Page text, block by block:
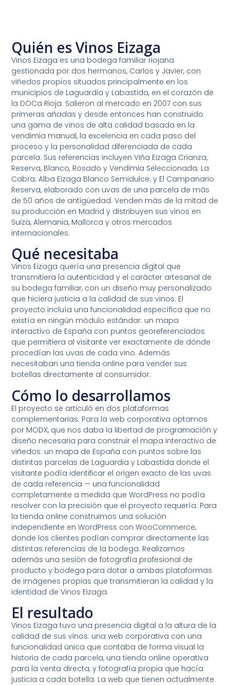
Quién es Vinos Eizaga
Vinos Eizaga es una bodega familiar riojana
gestionada por dos hermanos, Carlos y Javier, con
viñedos propios situados principalmente en los
municipios de Laguardia y Labastida, en el corazón de
la DOCa Rioja. Salieron al mercado en 2007 con sus
primeras añadas y desde entonces han construido
una gama de vinos de alta calidad basada en la
vendimia manual, la excelencia en cada paso del
proceso y la personalidad diferenciada de cada
parcela. Sus referencias incluyen Viña Eizaga Crianza,
Reserva, Blanco, Rosado y Vendimia Seleccionada; La
Cabra; Alba Eizaga Blanco Semidulce; y El Campanario
Reserva, elaborado con uvas de una parcela de más
de 50 años de antigüedad. Venden más de la mitad de
su producción en Madrid y distribuyen sus vinos en
Suiza, Alemania, Mallorca y otros mercados
internacionales.
Qué necesitaba
Vinos Eizaga quería una presencia digital que
transmitiera la autenticidad y el carácter artesanal de
su bodega familiar, con un diseño muy personalizado
que hiciera justicia a la calidad de sus vinos. El
proyecto incluía una funcionalidad específica que no
existía en ningún módulo estándar: un mapa
interactivo de España con puntos georeferenciados
que permitiera al visitante ver exactamente de dónde
procedían las uvas de cada vino. Además
necesitaban una tienda online para vender sus
botellas directamente al consumidor.
Cómo lo desarrollamos
El proyecto se articuló en dos plataformas
complementarias. Para la web corporativa optamos
por MODX, que nos daba la libertad de programación y
diseño necesaria para construir el mapa interactivo de
viñedos: un mapa de España con puntos sobre las
distintas parcelas de Laguardia y Labastida donde el
visitante podía identificar el origen exacto de las uvas
de cada referencia — una funcionalidad
completamente a medida que WordPress no podía
resolver con la precisión que el proyecto requería. Para
la tienda online construimos una solución
independiente en WordPress con WooCommerce,
donde los clientes podían comprar directamente las
distintas referencias de la bodega. Realizamos
además una sesión de fotografía profesional de
producto y bodega para dotar a ambas plataformas
de imágenes propias que transmitieran la calidad y la
identidad de Vinos Eizaga.
El resultado
Vinos Eizaga tuvo una presencia digital a la altura de la
calidad de sus vinos: una web corporativa con una
funcionalidad única que contaba de forma visual la
historia de cada parcela, una tienda online operativa
para la venta directa, y fotografía propia que hacía
justicia a cada botella. La web que tienen actualmente